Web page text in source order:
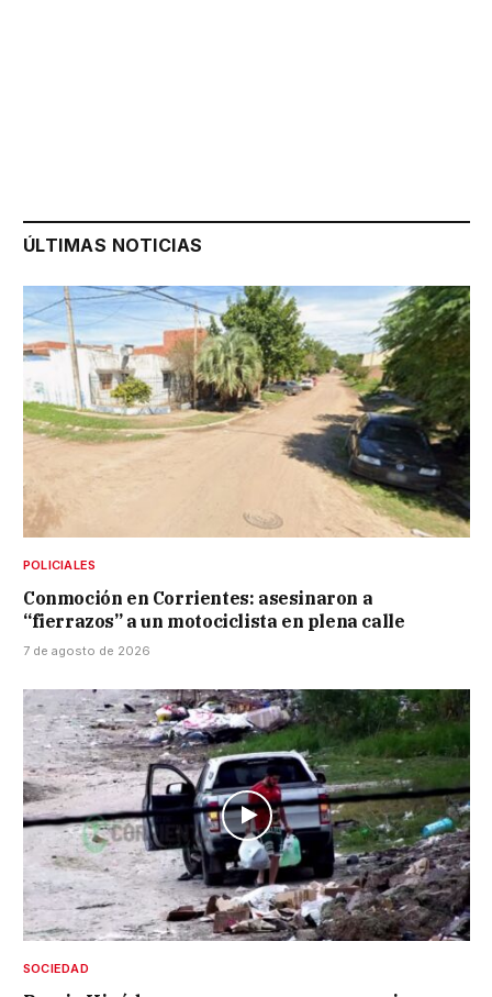
ÚLTIMAS NOTICIAS
POLICIALES
Conmoción en Corrientes: asesinaron a
“fierrazos” a un motociclista en plena calle
7 de agosto de 2026
SOCIEDAD